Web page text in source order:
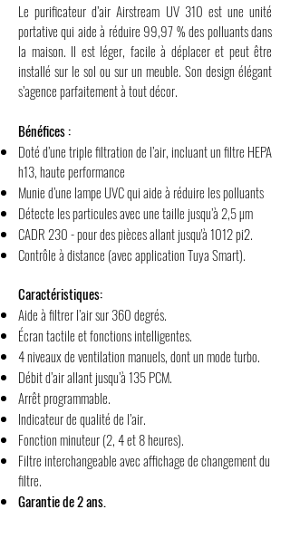
Le purificateur d’air Airstream UV 310 est une unité
portative qui aide à réduire 99,97 % des polluants dans
la maison. Il est léger, facile à déplacer et peut être
installé sur le sol ou sur un meuble. Son design élégant
s’agence parfaitement à tout décor.
Bénéfices :
Doté d’une triple filtration de l’air, incluant un filtre HEPA
h13, haute performance
Munie d’une lampe UVC qui aide à réduire les polluants
Détecte les particules avec une taille jusqu’à 2,5 µm
CADR 230 - pour des pièces allant jusqu'à 1012 pi2.
Contrôle à distance (avec application Tuya Smart).
Caractéristiques:
Aide à filtrer l’air sur 360 degrés.
Écran tactile et fonctions intelligentes.
4 niveaux de ventilation manuels, dont un mode turbo.
Débit d’air allant jusqu’à 135 PCM.
Arrêt programmable.
Indicateur de qualité de l’air.
Fonction minuteur (2, 4 et 8 heures).
Filtre interchangeable avec affichage de changement du
filtre.
Garantie de 2 ans.